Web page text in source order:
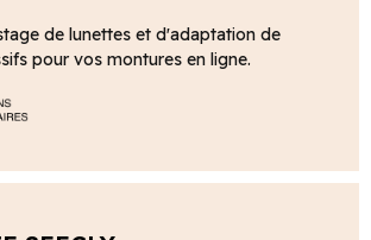
de lunettes et d'adaptation de
pour vos montures en ligne.